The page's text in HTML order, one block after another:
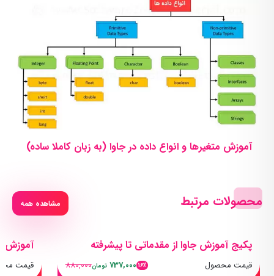
آموزش متغیرها و انواع داده در جاوا (به زبان کاملا ساده)
محصولات مرتبط مشاهده همه
پکیج آموزش جاوا از مقدماتی تا پیشرفته
قیمت محصول 16٪ 737,000 تومان880,000
آموزش
قیمت